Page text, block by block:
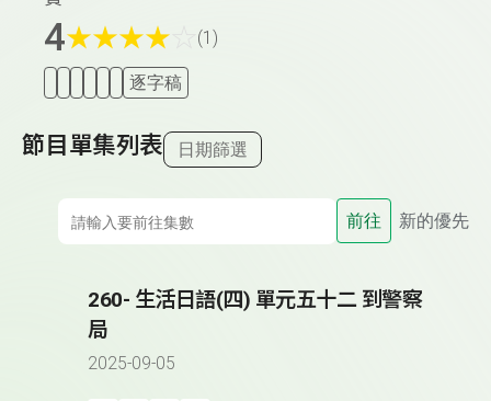
4★★★★ (1)
逐字稿
節目單集列表 日期篩選
前往 新的優先
260- 生活日語(四) 單元五十二 到警察
局
2025-09-05